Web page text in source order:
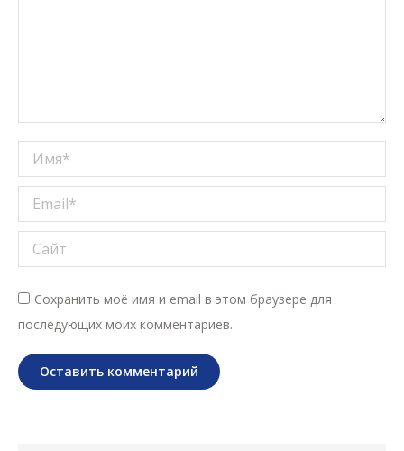
Имя *
Email *
Сайт
Сохранить моё имя и email в этом браузере для
последующих моих комментариев.
Оставить комментарий